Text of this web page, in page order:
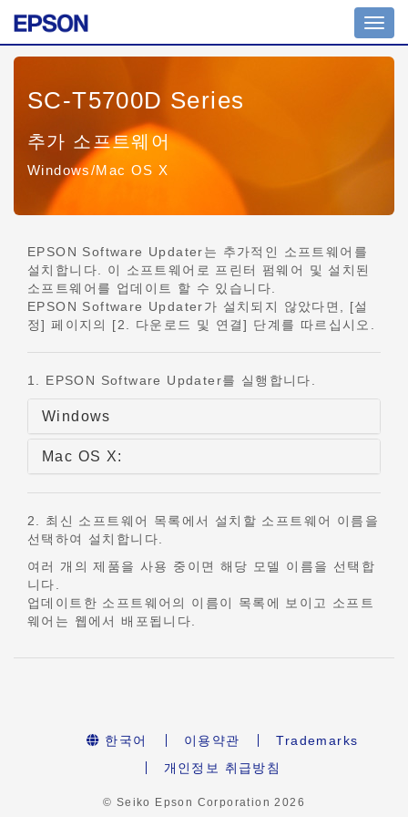
SC-T5700D Series
추가 소프트웨어
Windows/Mac OS X
EPSON Software Updater는 추가적인 소프트웨어를
설치합니다. 이 소프트웨어로 프린터 펌웨어 및 설치된
소프트웨어를 업데이트 할 수 있습니다.
EPSON Software Updater가 설치되지 않았다면, [설
정] 페이지의 [2. 다운로드 및 연결] 단계를 따르십시오.
1. EPSON Software Updater를 실행합니다.
Windows
Mac OS X:
2. 최신 소프트웨어 목록에서 설치할 소프트웨어 이름을
선택하여 설치합니다.
여러 개의 제품을 사용 중이면 해당 모델 이름을 선택합
니다.
업데이트한 소프트웨어의 이름이 목록에 보이고 소프트
웨어는 웹에서 배포됩니다.
한국어 이용약관
Trademarks
개인정보 취급방침
© Seiko Epson Corporation2026